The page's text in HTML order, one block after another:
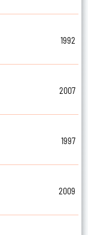
1992
2007
1997
2009